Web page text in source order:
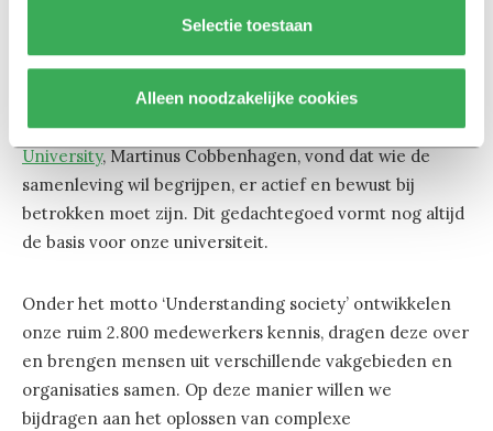
Selectie toestaan
Alleen noodzakelijke cookies
Over Tilburg University | University Services
De maatschappij dienen en die beter maken voor de
burgers. Dat is wat ons drijft. De oprichter vanTilburg
University, Martinus Cobbenhagen, vond dat wie de
samenleving wil begrijpen, er actief en bewust bij
betrokken moet zijn. Dit gedachtegoed vormt nog altijd
de basis voor onze universiteit.
Onder het motto ‘Understanding society’ ontwikkelen
onze ruim 2.800 medewerkers kennis, dragen deze over
en brengen mensen uit verschillende vakgebieden en
organisaties samen. Op deze manier willen we
bijdragen aan het oplossen van complexe